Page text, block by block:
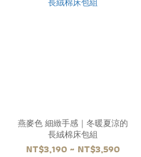
燕麥色 細緻手感｜冬暖夏涼的
長絨棉床包組
NT$3,190 ~ NT$3,590